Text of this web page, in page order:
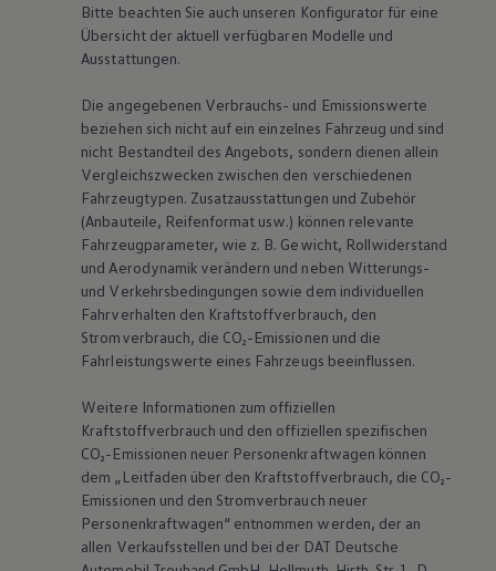
Bitte beachten Sie auch unseren Konfigurator für eine
Übersicht der aktuell verfügbaren Modelle und
Ausstattungen.
Die angegebenen Verbrauchs- und Emissionswerte
beziehen sich nicht auf ein einzelnes Fahrzeug und sind
nicht Bestandteil des Angebots, sondern dienen allein
Vergleichszwecken zwischen den verschiedenen
Fahrzeugtypen. Zusatzausstattungen und Zubehör
(Anbauteile, Reifenformat usw.) können relevante
Fahrzeugparameter, wie z. B. Gewicht, Rollwiderstand
und Aerodynamik verändern und neben Witterungs-
und Verkehrsbedingungen sowie dem individuellen
Fahrverhalten den Kraftstoffverbrauch, den
Stromverbrauch, die CO₂-Emissionen und die
Fahrleistungswerte eines Fahrzeugs beeinflussen.
Weitere Informationen zum offiziellen
Kraftstoffverbrauch und den offiziellen spezifischen
CO₂-Emissionen neuer Personenkraftwagen können
dem „Leitfaden über den Kraftstoffverbrauch, die CO₂-
Emissionen und den Stromverbrauch neuer
Personenkraftwagen“ entnommen werden, der an
allen Verkaufsstellen und bei der DAT Deutsche